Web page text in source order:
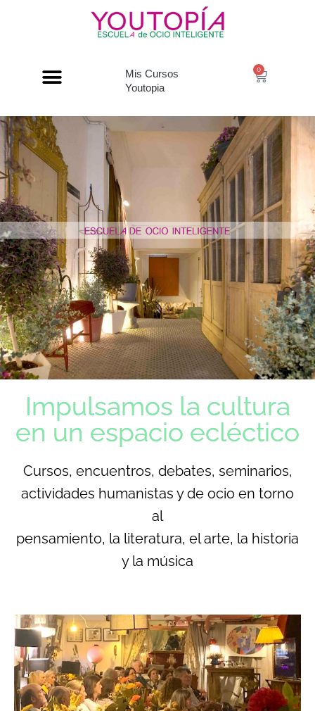
Mis Cursos
Youtopia
0
Impulsamos la cultura
en un espacio ecléctico
Cursos, encuentros, debates, seminarios,
actividades humanistas y de ocio en torno
al
pensamiento, la literatura, el arte, la historia
y la música